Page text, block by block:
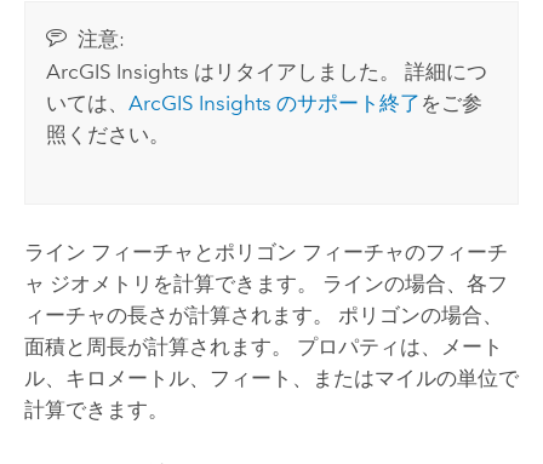
注意:
ArcGIS Insights はリタイアしました。 詳細につ
いては、ArcGIS Insights のサポート終了 をご参
照ください。
ライン フィーチャとポリゴン フィーチャのフィーチ
ャ ジオメトリを計算できます。 ラインの場合、各フ
ィーチャの長さが計算されます。 ポリゴンの場合、
面積と周長が計算されます。 プロパティは、メート
ル、キロメートル、フィート、またはマイルの単位で
計算できます。